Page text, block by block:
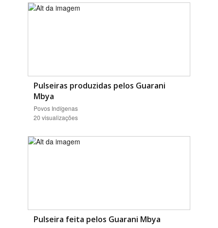
Pulseiras produzidas pelos Guarani
Mbya
Povos Indígenas
20 visualizações
Pulseira feita pelos Guarani Mbya